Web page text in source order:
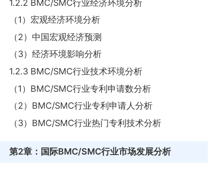
1.2.2 BMC/SMC行业经济环境分析
（1）宏观经济环境分析
（2）中国宏观经济预测
（3）经济环境影响分析
1.2.3 BMC/SMC行业技术环境分析
（1）BMC/SMC行业专利申请数分析
（2）BMC/SMC行业专利申请人分析
（3）BMC/SMC行业热门专利技术分析
第2章 ：国际BMC/SMC行业市场发展分析